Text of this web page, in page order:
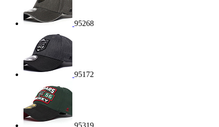
95268
95172